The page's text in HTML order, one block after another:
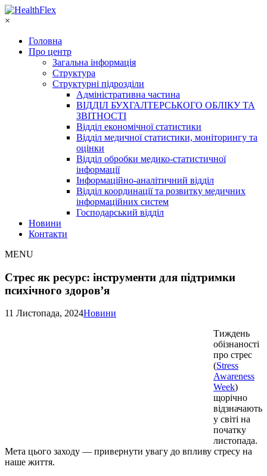
×
Головна
Про центр
Загальна інформація
Структура
Структурні підрозділи
Адміністративна частина
ВІДДІЛ БУХГАЛТЕРСЬКОГО ОБЛІКУ ТА
ЗВІТНОСТІ
Відділ економічної статистики
Відділ медичної статистики, моніторингу та
оцінки
Відділ обробки медико-статистичної
інформації
Інформаційно-аналітичний відділ
Відділ координації та розвитку медичних
інформаційних систем
Господарський відділ
Новини
Контакти
MENU
Стрес як ресурс: інструменти для підтримки
психічного здоров’я
11 Листопада, 2024Новини
Тиждень
обізнаності
про стрес
(Stress
Awareness
Week)
щорічно
відзначають
у світі на
початку
листопада.
Мета цього заходу — привернути увагу до впливу стресу на
наше життя.